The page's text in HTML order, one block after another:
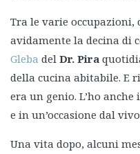
Tra le varie occupazioni,
avidamente la decina di
Gleba del Dr. Pira
della cucina abitabile. E
era un genio. L’ho
e in un’occasione dal
Una vita dopo, alcuni